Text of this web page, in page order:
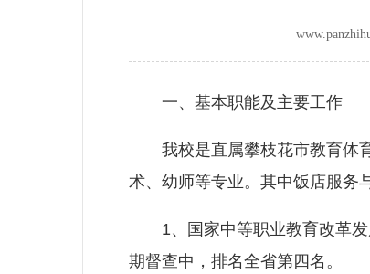
一、基本职能及主要工作
我校是直属攀枝花市教育体育
术、幼师等专业。其中饭店服务
1、国家中等职业教育改革发
期督查中，排名全省第四名。